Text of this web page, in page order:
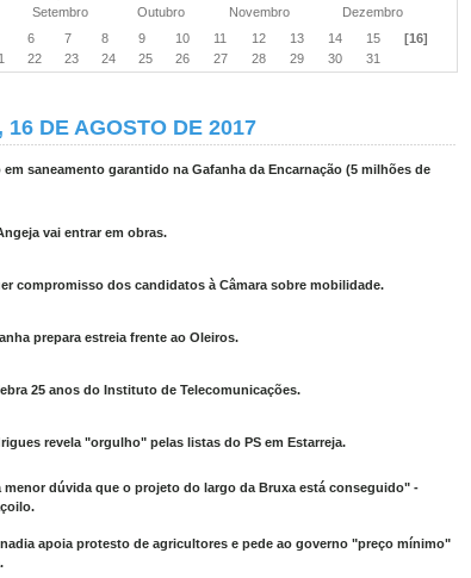
Setembro Outubro Novembro
Dezembro
6 7 8 9 10 11 12 13 14 15
[16]
22 23 24 25 26 27 28 29 30 31
16 DE AGOSTO DE 2017
saneamento garantido na Gafanha da Encarnação (5 milhões de
vai entrar em obras.
compromisso dos candidatos à Câmara sobre mobilidade.
prepara estreia frente ao Oleiros.
25 anos do Instituto de Telecomunicações.
revela "orgulho" pelas listas do PS em Estarreja.
menor dúvida que o projeto do largo da Bruxa está conseguido" -
apoia protesto de agricultores e pede ao governo "preço mínimo"